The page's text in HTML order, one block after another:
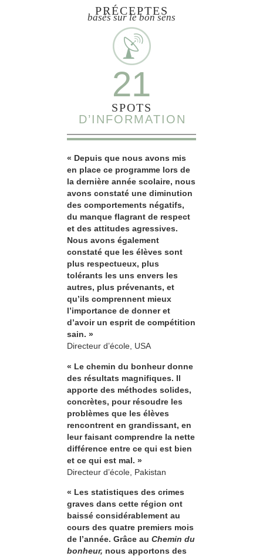
PRÉCEPTES
basés sur le bon sens
21
SPOTS
D’INFORMATION
« Depuis que nous avons mis
en place ce programme lors de
la dernière année scolaire, nous
avons constaté une diminution
des comportements négatifs,
du manque flagrant de respect
et des attitudes agressives.
Nous avons également
constaté que les élèves sont
plus respectueux, plus
tolérants les uns envers les
autres, plus prévenants, et
qu’ils comprennent mieux
l’importance de donner et
d’avoir un esprit de compétition
sain. »
Directeur d’école, USA
« Le chemin du bonheur donne
des résultats magnifiques. Il
apporte des méthodes solides,
concrètes, pour résoudre les
problèmes que les élèves
rencontrent en grandissant, en
leur faisant comprendre la nette
différence entre ce qui est bien
et ce qui est mal. »
Directeur d’école, Pakistan
« Les statistiques des crimes
graves dans cette région ont
baissé considérablement au
cours des quatre premiers mois
de l’année. Grâce au Chemin du
bonheur, nous apportons des